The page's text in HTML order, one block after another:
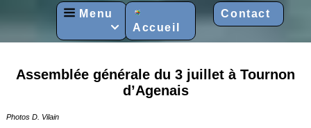
Menu
 Accueil
Contact
Assemblée générale du 3 juillet à Tournon
d’Agenais
Photos D. Vilain